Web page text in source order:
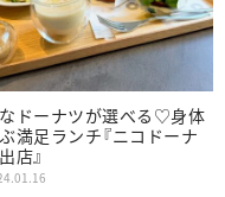
ドーナツが選べる♡身体
満足ランチ『ニコドーナ
店』